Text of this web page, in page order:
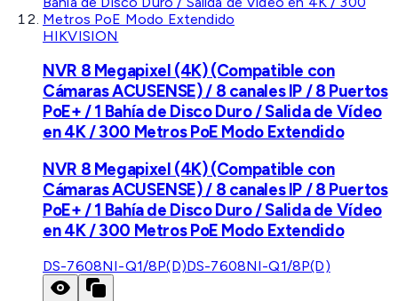
HIKVISION
NVR 8 Megapixel (4K) (Compatible con
Cámaras ACUSENSE) / 8 canales IP / 8 Puertos
PoE+ / 1 Bahía de Disco Duro / Salida de Vídeo
en 4K / 300 Metros PoE Modo Extendido
NVR 8 Megapixel (4K) (Compatible con
Cámaras ACUSENSE) / 8 canales IP / 8 Puertos
PoE+ / 1 Bahía de Disco Duro / Salida de Vídeo
en 4K / 300 Metros PoE Modo Extendido
DS-7608NI-Q1/8P(D)DS-7608NI-Q1/8P(D)